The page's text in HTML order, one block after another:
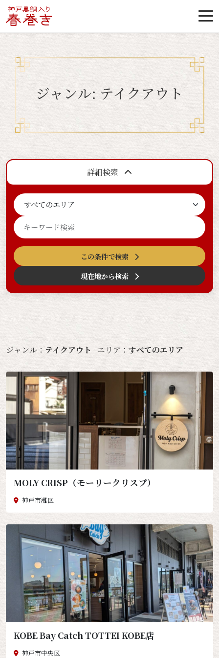
ジャンル: テイクアウト
詳細検索
この条件で検索
現在地から検索
ジャンル： テイクアウト エリア： すべてのエリア
MOLY CRISP（モーリークリスプ）
神戸市灘区
KOBE Bay Catch TOTTEI KOBE店
神戸市中央区